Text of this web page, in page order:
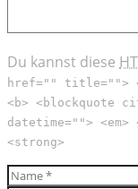
Du kannst diese
href="" title="">
<b> <blockquote
datetime="">
<strong>